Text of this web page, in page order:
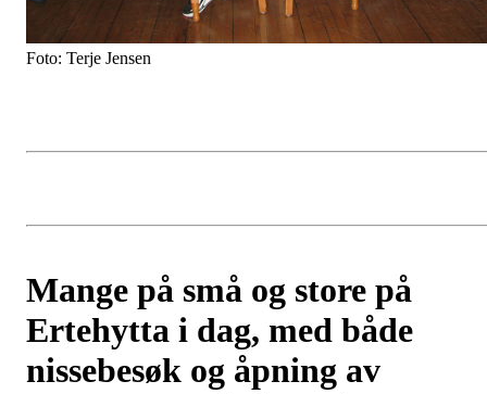
Foto: Terje Jensen
Mange på små og store på
Ertehytta i dag, med både
nissebesøk og åpning av